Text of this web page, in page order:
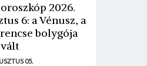
2026.
6: a Vénusz, a
bolygója
05.